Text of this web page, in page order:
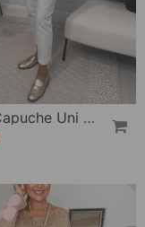
Pull À Capuche Uni À Découpes Étoiles